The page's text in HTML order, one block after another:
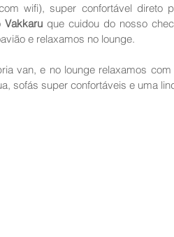
wifi), super confortável direto
Vakkaru que cuidou do nosso
e relaxamos no lounge.
van, e no lounge relaxamos